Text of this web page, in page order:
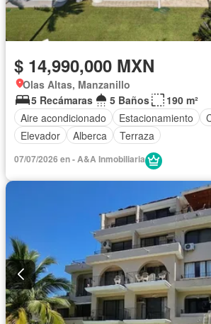
$ 14,990,000 MXN
Olas Altas, Manzanillo
5 Recámaras
5 Baños
190 m²
Aire acondicionado
Estacionamiento
Elevador
Alberca Terraza
07/07/2026 en - A&A Inmobiliaria